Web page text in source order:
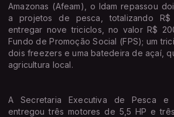
Amazonas (Afeam), o Idam repassou
a projetos de pesca, totalizando
entregar nove triciclos, no valor R$
Fundo de Promoção Social (FPS); um
dois freezers e uma batedeira de açaí,
agricultura local.
A Secretaria Executiva de Pesca e
entregou três motores de 5,5 HP e